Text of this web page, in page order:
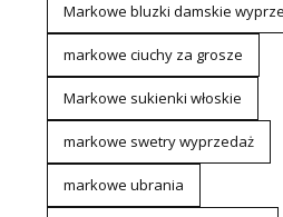
Markowe bluzki damskie
markowe ciuchy za grosze
Markowe sukienki włoskie
markowe swetry wyprzedaż
markowe ubrania